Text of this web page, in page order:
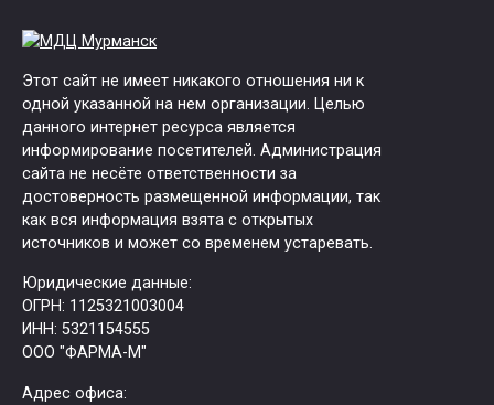
Этот сайт не имеет никакого отношения ни к
одной указанной на нем организации. Целью
данного интернет ресурса является
информирование посетителей. Администрация
сайта не несёте ответственности за
достоверность размещенной информации, так
как вся информация взята с открытых
источников и может со временем устаревать.
Юридические данные:
ОГРН: 1125321003004
ИНН: 5321154555
ООО "ФАРМА-М"
Адрес офиса: